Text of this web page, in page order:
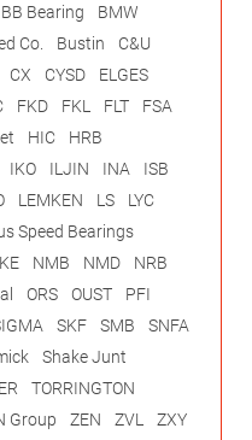
BB Bearing
BMW
Co. Bustin
C&U
CX CYSD
ELGES
FKD FKL FLT
FSA
HIC
HRB
IKO ILJIN INA
ISB
LEMKEN LS
LYC
Speed Bearings
NMB NMD
NRB
ORS OUST
PFI
SKF SMB
SNFA
Shake Junt
TORRINGTON
Group ZEN ZVL
ZXY